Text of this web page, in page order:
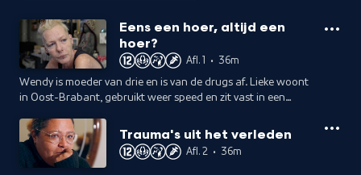
Eens een hoer, altijd een
hoer?
Afl. 1 • 36m
Wendy is moeder van drie en is van de drugs af. Lieke woont
in Oost-Brabant, gebruikt weer speed en zit vast in een
bdsm-meesteres.
Trauma's uit het verleden
Afl. 2 • 36m